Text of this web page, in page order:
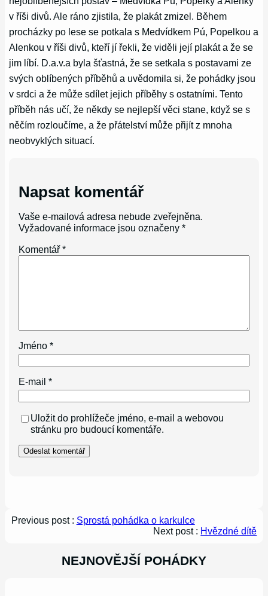
v říši divů. Ale ráno zjistila, že plakát zmizel. Během
procházky po lese se potkala s Medvídkem Pú, Popelkou a
Alenkou v říši divů, kteří jí řekli, že viděli její plakát a že se
jim líbí. D.a.v.a byla šťastná, že se setkala s postavami ze
svých oblíbených příběhů a uvědomila si, že pohádky jsou
v srdci a že může sdílet jejich příběhy s ostatními. Tento
příběh nás učí, že někdy se nejlepší věci stane, když se s
něčím rozloučíme, a že přátelství může přijít z mnoha
neobvyklých situací.
Napsat komentář
Vaše e-mailová adresa nebude zveřejněna.
Vyžadované informace jsou označeny*
Komentář*
Jméno*
E-mail*
Uložit do prohlížeče jméno, e-mail a webovou
stránku pro budoucí komentáře.
Previous post : Sprostá pohádka o karkulce
Next post : Hvězdné dítě
NEJNOVĚJŠÍ POHÁDKY